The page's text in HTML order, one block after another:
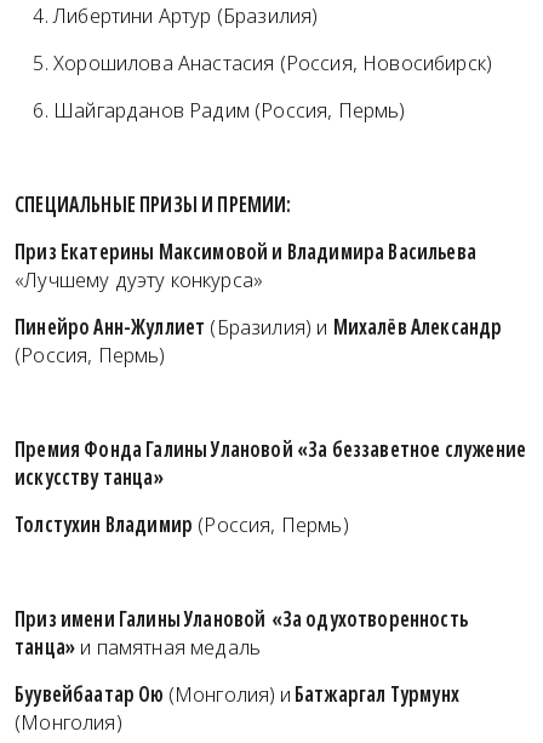
Либертини Артур (Бразилия)
Хорошилова Анастасия (Россия, Новосибирск)
Шайгарданов Радим (Россия, Пермь)
СПЕЦИАЛЬНЫЕ ПРИЗЫ И ПРЕМИИ:
Приз Екатерины Максимовой и Владимира Васильева
«Лучшему дуэту конкурса»
Пинейро Анн-Жуллиет (Бразилия) и Михалёв Александр
(Россия, Пермь)
Премия Фонда Галины Улановой «За беззаветное служение
искусству танца»
Толстухин Владимир (Россия, Пермь)
Приз имени Галины Улановой «За одухотворенность
танца» и памятная медаль
Буувейбаатар Ою (Монголия) и Батжаргал Турмунх
(Монголия)